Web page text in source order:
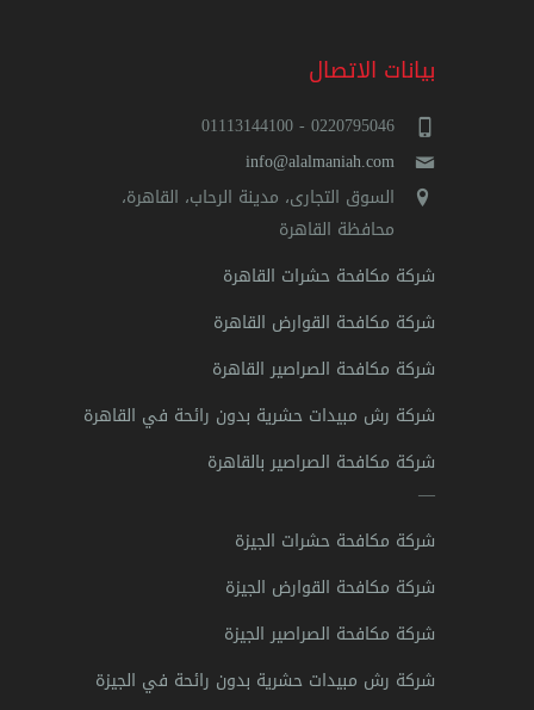
بيانات الاتصال
0220795046 - 01113144100
info@alalmaniah.com
السوق التجارى، مدينة الرحاب، القاهرة،
محافظة القاهرة‬
شركة مكافحة حشرات القاهرة
شركة مكافحة القوارض القاهرة
شركة مكافحة الصراصير القاهرة
شركة رش مبيدات حشرية بدون رائحة في القاهرة
شركة مكافحة الصراصير بالقاهرة
—
شركة مكافحة حشرات الجيزة
شركة مكافحة القوارض الجيزة
شركة مكافحة الصراصير الجيزة
شركة رش مبيدات حشرية بدون رائحة في الجيزة